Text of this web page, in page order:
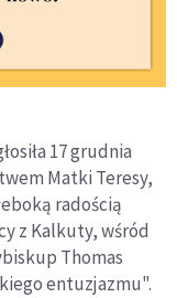
17 grudnia
Matki Teresy,
radością
z Kalkuty, wśród
Thomas
entuzjazmu".